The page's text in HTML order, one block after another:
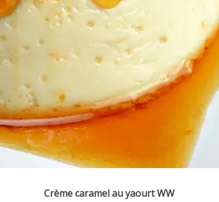
Crème caramel au yaourt WW